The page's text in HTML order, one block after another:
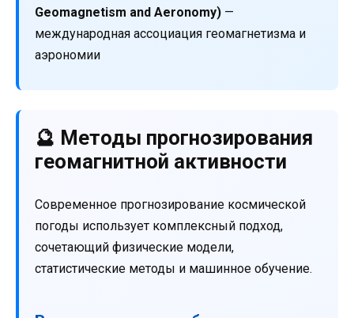
Geomagnetism and Aeronomy) —
международная ассоциация геомагнетизма и
аэрономии
🔮 Методы прогнозирования
геомагнитной активности
Современное прогнозирование космической
погоды использует комплексный подход,
сочетающий физические модели,
статистические методы и машинное обучение.